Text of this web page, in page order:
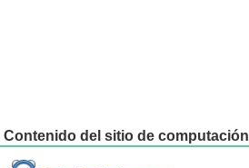
Contenido del sitio de computación